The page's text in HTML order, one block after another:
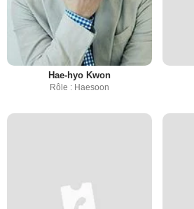
Hae-hyo Kwon
Rôle : Haesoon